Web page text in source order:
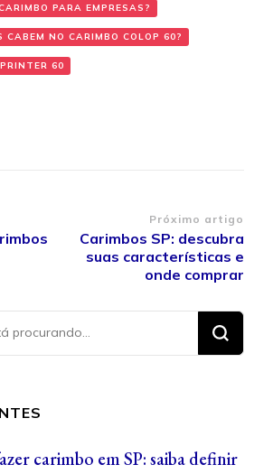
PARA EMPRESAS?
NO CARIMBO COLOP 60?
60
Próximo artigo
Carimbos SP: descubra
suas características e
onde comprar
carimbo em SP: saiba definir